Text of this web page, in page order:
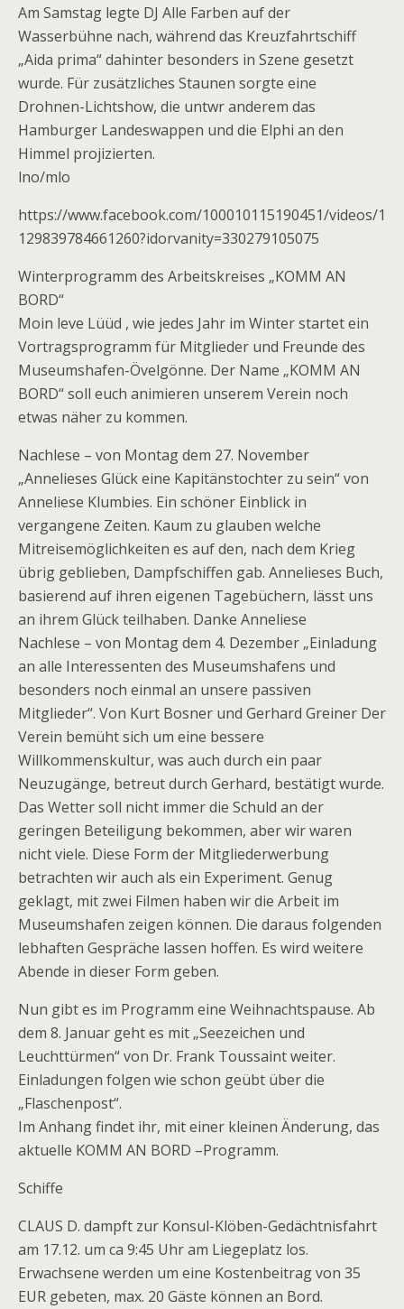
Am Samstag legte DJ Alle Farben auf der
Wasserbühne nach, während das Kreuzfahrtschiff
„Aida prima“ dahinter besonders in Szene gesetzt
wurde. Für zusätzliches Staunen sorgte eine
Drohnen-Lichtshow, die untwr anderem das
Hamburger Landeswappen und die Elphi an den
Himmel projizierten.
lno/mlo
https://www.facebook.com/100010115190451/videos/1
129839784661260?idorvanity=330279105075
Winterprogramm des Arbeitskreises „KOMM AN
BORD“
Moin leve Lüüd , wie jedes Jahr im Winter startet ein
Vortragsprogramm für Mitglieder und Freunde des
Museumshafen-Övelgönne. Der Name „KOMM AN
BORD“ soll euch animieren unserem Verein noch
etwas näher zu kommen.
Nachlese – von Montag dem 27. November
„Annelieses Glück eine Kapitänstochter zu sein“ von
Anneliese Klumbies. Ein schöner Einblick in
vergangene Zeiten. Kaum zu glauben welche
Mitreisemöglichkeiten es auf den, nach dem Krieg
übrig geblieben, Dampfschiffen gab. Annelieses Buch,
basierend auf ihren eigenen Tagebüchern, lässt uns
an ihrem Glück teilhaben. Danke Anneliese
Nachlese – von Montag dem 4. Dezember „Einladung
an alle Interessenten des Museumshafens und
besonders noch einmal an unsere passiven
Mitglieder“. Von Kurt Bosner und Gerhard Greiner Der
Verein bemüht sich um eine bessere
Willkommenskultur, was auch durch ein paar
Neuzugänge, betreut durch Gerhard, bestätigt wurde.
Das Wetter soll nicht immer die Schuld an der
geringen Beteiligung bekommen, aber wir waren
nicht viele. Diese Form der Mitgliederwerbung
betrachten wir auch als ein Experiment. Genug
geklagt, mit zwei Filmen haben wir die Arbeit im
Museumshafen zeigen können. Die daraus folgenden
lebhaften Gespräche lassen hoffen. Es wird weitere
Abende in dieser Form geben.
Nun gibt es im Programm eine Weihnachtspause. Ab
dem 8. Januar geht es mit „Seezeichen und
Leuchttürmen“ von Dr. Frank Toussaint weiter.
Einladungen folgen wie schon geübt über die
„Flaschenpost“.
Im Anhang findet ihr, mit einer kleinen Änderung, das
aktuelle KOMM AN BORD –Programm.
Schiffe
CLAUS D. dampft zur Konsul-Klöben-Gedächtnisfahrt
am 17.12. um ca 9:45 Uhr am Liegeplatz los.
Erwachsene werden um eine Kostenbeitrag von 35
EUR gebeten, max. 20 Gäste können an Bord.